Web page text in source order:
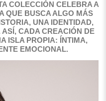
COLECCIÓN CELEBRA A
QUE BUSCA ALGO MÁS
UNA IDENTIDAD,
CADA CREACIÓN DE
ISLA PROPIA: ÍNTIMA,
EMOCIONAL.